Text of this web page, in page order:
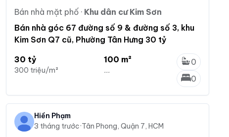
Bán nhà mặt phố · Khu dân cư Kim Sơn
Bán nhà góc 67 đường số 9 & đường số 3, khu
Kim Sơn Q7 cũ, Phường Tân Hưng 30 tỷ
30 tỷ
300 triệu/m²
100 m²
...
0
0
Hiền Phạm
3 tháng trước·Tân Phong, Quận 7, HCM